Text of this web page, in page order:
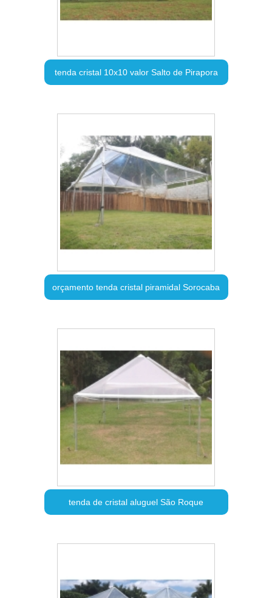
tenda cristal 10x10 valor Salto de Pirapora
orçamento tenda cristal piramidal Sorocaba
tenda de cristal aluguel São Roque